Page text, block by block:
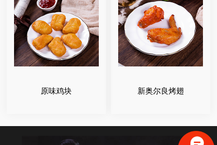
原味鸡块 新奥尔良烤翅